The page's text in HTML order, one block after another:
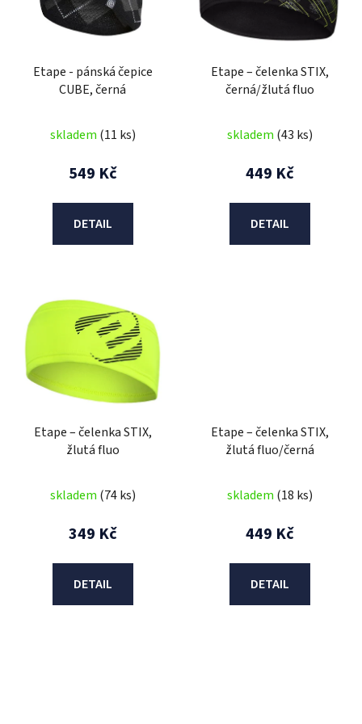
Etape - pánská čepice
CUBE, černá
skladem (11 ks)
549 Kč
DETAIL
Etape – čelenka STIX,
černá/žlutá fluo
skladem (43 ks)
449 Kč
DETAIL
Etape – čelenka STIX,
žlutá fluo
skladem (74 ks)
349 Kč
DETAIL
Etape – čelenka STIX,
žlutá fluo/černá
skladem (18 ks)
449 Kč
DETAIL